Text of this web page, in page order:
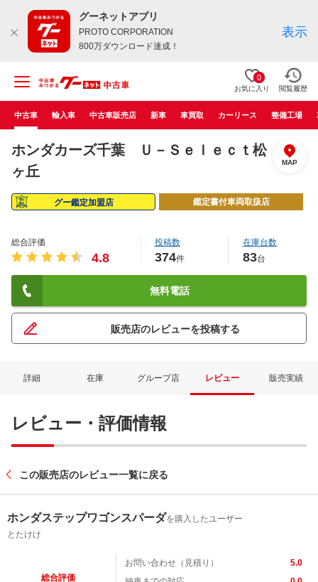
グーネットアプリ
PROTO CORPORATION
800万ダウンロード達成！
表示
0
お気に入り 閲覧履歴
中古車 輸入車 中古車販売店 新車 車買取 カーリース 整備工場
ホンダカーズ千葉 Ｕ－Ｓｅｌｅｃｔ松
ヶ丘
MAP
グー鑑定加盟店 鑑定書付車両取扱店
総合評価
4.8
投稿数
374件
在庫台数
83台
無料電話
ネット予約でキャンペーンに応募しよ
販売店のレビューを投稿する
詳細 在庫 グループ店 レビュー 販売実績
レビュー・評価情報
この販売店のレビュー一覧に戻る
ホンダステップワゴンスパーダを購入したユーザー
とたけけ
総合評価
お問い合わせ（見積り）
5.0